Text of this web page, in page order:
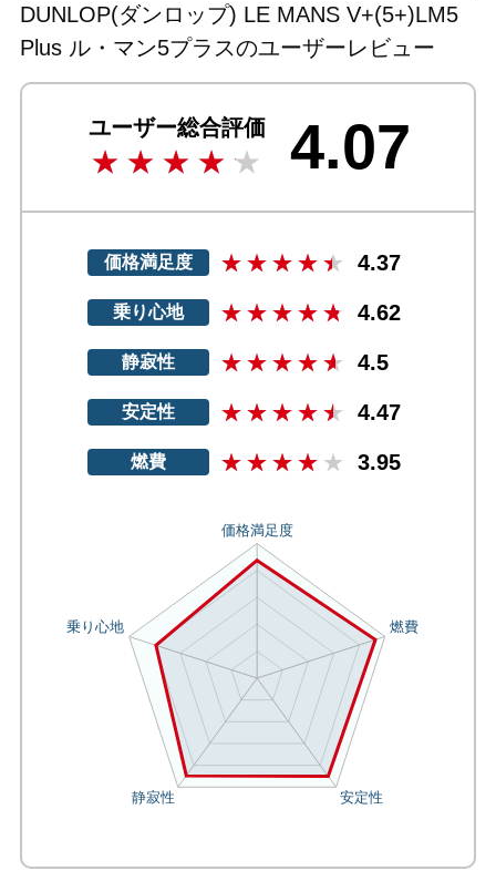
DUNLOP(ダンロップ) LE MANS V+(5+)LM5
Plus ル・マン5プラスのユーザーレビュー
ユーザー総合評価 4.07
価格満足度 4.37
乗り心地 4.62
静寂性 4.5
安定性 4.47
燃費 3.95